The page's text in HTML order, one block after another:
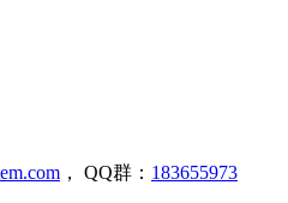
， QQ群： 183655973